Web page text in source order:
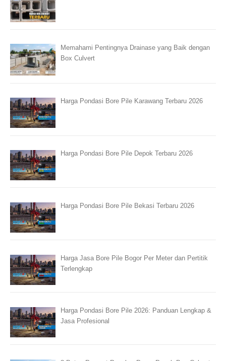
Memahami Pentingnya Drainase yang Baik dengan
Box Culvert
Harga Pondasi Bore Pile Karawang Terbaru 2026
Harga Pondasi Bore Pile Depok Terbaru 2026
Harga Pondasi Bore Pile Bekasi Terbaru 2026
Harga Jasa Bore Pile Bogor Per Meter dan Pertitik
Terlengkap
Harga Pondasi Bore Pile 2026: Panduan Lengkap &
Jasa Profesional